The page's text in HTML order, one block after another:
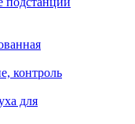
контроль
для